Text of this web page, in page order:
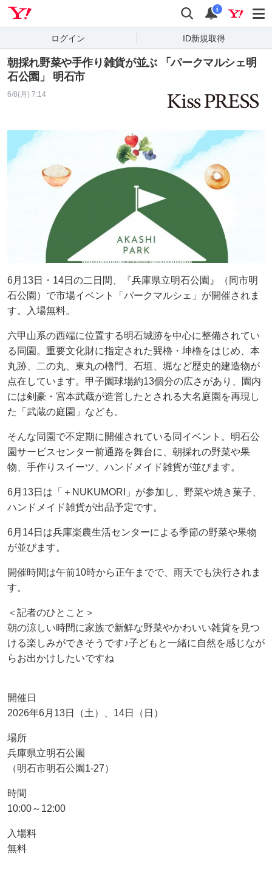
検索 通知
i
ログイン ID新規取得
朝採れ野菜や手作り雑貨が並ぶ 「パークマルシェ明
石公園」 明石市
6/8(月) 7:14
6月13日・14日の二日間、『兵庫県立明石公園』（同市明
石公園）で市場イベント「パークマルシェ」が開催されま
す。入場無料。
六甲山系の西端に位置する明石城跡を中心に整備されてい
る同園。重要文化財に指定された巽櫓・坤櫓をはじめ、本
丸跡、二の丸、東丸の櫓門、石垣、堀など歴史的建造物が
点在しています。甲子園球場約13個分の広さがあり、園内
には剣豪・宮本武蔵が造営したとされる大名庭園を再現し
た「武蔵の庭園」なども。
そんな同園で不定期に開催されている同イベント。明石公
園サービスセンター前通路を舞台に、朝採れの野菜や果
物、手作りスイーツ、ハンドメイド雑貨が並びます。
6月13日は「＋NUKUMORI」が参加し、野菜や焼き菓子、
ハンドメイド雑貨が出品予定です。
6月14日は兵庫楽農生活センターによる季節の野菜や果物
が並びます。
開催時間は午前10時から正午までで、雨天でも決行されま
す。
＜記者のひとこと＞
朝の涼しい時間に家族で新鮮な野菜やかわいい雑貨を見つ
ける楽しみができそうです♪子どもと一緒に自然を感じなが
らお出かけしたいですね
開催日
2026年6月13日（土）、14日（日）
場所
兵庫県立明石公園
（明石市明石公園1-27）
時間
10:00～12:00
入場料
無料